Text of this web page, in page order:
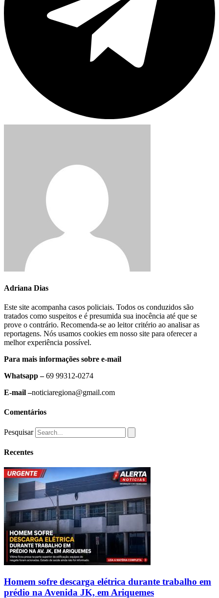
Adriana Dias
Este site acompanha casos policiais. Todos os conduzidos são
tratados como suspeitos e é presumida sua inocência até que se
prove o contrário. Recomenda-se ao leitor critério ao analisar as
reportagens. Nós usamos cookies em nosso site para oferecer a
melhor experiência possível.
Para mais informações sobre e-mail
Whatsapp –69 99312-0274
E-mail –noticiaregiona@gmail.com
Comentários
Pesquisar
Recentes
Homem sofre descarga elétrica durante trabalho em
prédio na Avenida JK, em Ariquemes